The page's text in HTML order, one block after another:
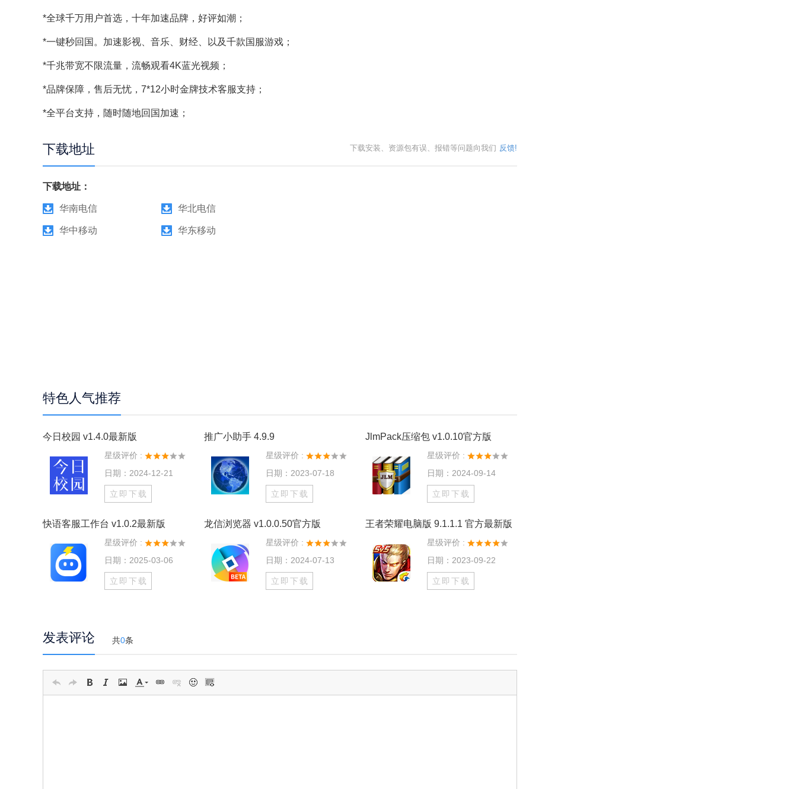
*全球千万用户首选，十年加速品牌，好评如潮；
*一键秒回国。加速影视、音乐、财经、以及千款国服游戏；
*千兆带宽不限流量，流畅观看4K蓝光视频；
*品牌保障，售后无忧，7*12小时金牌技术客服支持；
*全平台支持，随时随地回国加速；
下载地址 下载安装、资源包有误、报错等问题向我们 反馈!
下载地址：
华南电信 华北电信
华中移动 华东移动
特色人气推荐
今日校园 v1.4.0最新版
星级评价 :
日期：2024-12-21
立即下载
推广小助手 4.9.9
星级评价 :
日期：2023-07-18
立即下载
JlmPack压缩包 v1.0.10官方版
星级评价 :
日期：2024-09-14
立即下载
快语客服工作台 v1.0.2最新版
星级评价 :
日期：2025-03-06
立即下载
龙信浏览器 v1.0.0.50官方版
星级评价 :
日期：2024-07-13
立即下载
王者荣耀电脑版 9.1.1.1 官方最新版
星级评价 :
日期：2023-09-22
立即下载
发表评论 共0条